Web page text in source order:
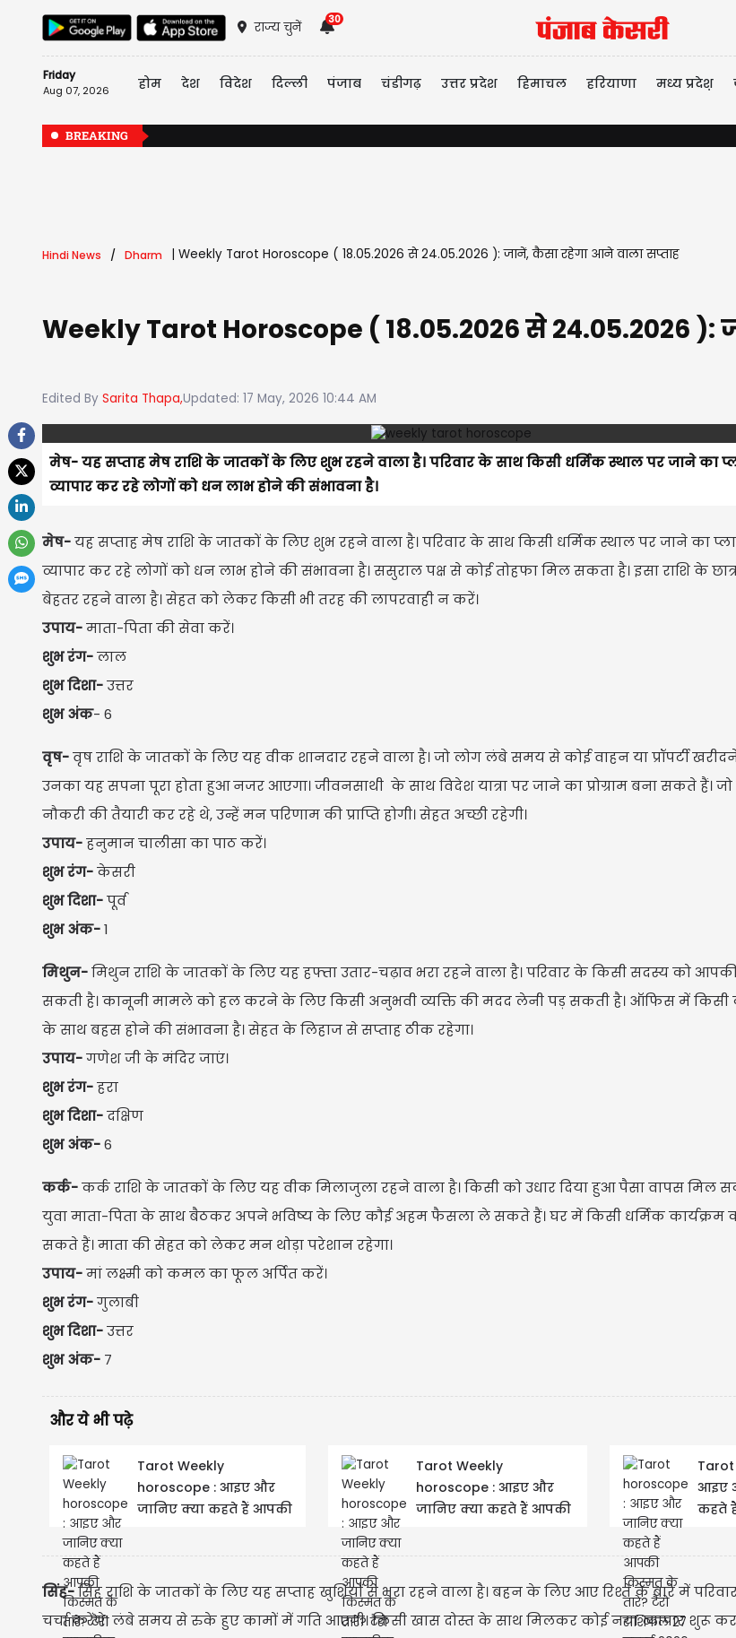
राज्य चुनें
30
Friday
Aug 07, 2026 होम देश विदेश दिल्ली पंजाब चंडीगढ़ उत्तर प्रदेश हिमाचल हरियाणा मध्य प्रदेश़
BREAKING
Hindi News Dharm Weekly Tarot Horoscope ( 18.05.2026 से 24.05.2026 ): जानें, कैसा रहेगा आने वाला सप्ताह
Weekly Tarot Horoscope ( 18.05.2026 से 24.05.2026
Edited By Sarita Thapa,Updated: 17 May, 2026 10:44 AM
मेष- यह सप्ताह मेष राशि के जातकों के लिए शुभ रहने वाला है। परिवार के साथ किसी धर्मिक स्थाल पर जाने का
व्यापार कर रहे लोगों को धन लाभ होने की संभावना है।
मेष-यह सप्ताह मेष राशि के जातकों के लिए शुभ रहने वाला है। परिवार के साथ किसी धर्मिक स्थाल पर जाने का
व्यापार कर रहे लोगों को धन लाभ होने की संभावना है। ससुराल पक्ष से कोई तोहफा मिल सकता है। इसा राशि के
बेहतर रहने वाला है। सेहत को लेकर किसी भी तरह की लापरवाही न करें।
उपाय-माता-पिता की सेवा करें।
शुभ रंग-लाल
शुभ दिशा-उत्तर
शुभ अंक- 6
वृष-वृष राशि के जातकों के लिए यह वीक शानदार रहने वाला है। जो लोग लंबे समय से कोई वाहन या प्रॉपर्टी
उनका यह सपना पूरा होता हुआ नजर आएगा। जीवनसाथी के साथ विदेश यात्रा पर जाने का प्रोग्राम बना सकते हैं।
नौकरी की तैयारी कर रहे थे, उन्हें मन परिणाम की प्राप्ति होगी। सेहत अच्छी रहेगी।
उपाय-हनुमान चालीसा का पाठ करें।
शुभ रंग-केसरी
शुभ दिशा-पूर्व
शुभ अंक-1
मिथुन-मिथुन राशि के जातकों के लिए यह हफ्ता उतार-चढ़ाव भरा रहने वाला है। परिवार के किसी सदस्य को
सकती है। कानूनी मामले को हल करने के लिए किसी अनुभवी व्यक्ति की मदद लेनी पड़ सकती है। ऑफिस में
के साथ बहस होने की संभावना है। सेहत के लिहाज से सप्ताह ठीक रहेगा।
उपाय-गणेश जी के मंदिर जाएं।
शुभ रंग-हरा
शुभ दिशा-दक्षिण
शुभ अंक-6
कर्क-कर्क राशि के जातकों के लिए यह वीक मिलाजुला रहने वाला है। किसी को उधार दिया हुआ पैसा वापस मिल
युवा माता-पिता के साथ बैठकर अपने भविष्य के लिए कौई अहम फैसला ले सकते हैं। घर में किसी धर्मिक
सकते हैं। माता की सेहत को लेकर मन थोड़ा परेशान रहेगा।
उपाय-मां लक्ष्मी को कमल का फूल अर्पित करें।
शुभ रंग-गुलाबी
शुभ दिशा-उत्तर
शुभ अंक- 7
और ये भी पढ़े
Tarot Weekly
horoscope : आइए और
जानिए क्या कहते हैं आपकी
Tarot Weekly
horoscope : आइए और
जानिए क्या कहते हैं आपकी
आइए
कहते
सिंह-सिंह राशि के जातकों के लिए यह सप्ताह खुशियों से भरा रहने वाला है। बहन के लिए आए रिश्ते के बारे में
चर्चा करेंगे। लंबे समय से रुके हुए कामों में गति आएगी। किसी खास दोस्त के साथ मिलकर कोई नया व्यापार शुरू